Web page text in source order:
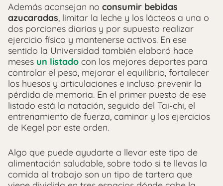
Además aconsejan no consumir bebidas
azucaradas , limitar la leche y los lácteos a una o
dos porciones diarias y por supuesto realizar
ejercicio físico y mantenerse activos. En ese
sentido la Universidad también elaboró hace
meses un listado con los mejores deportes para
controlar el peso, mejorar el equilibrio, fortalecer
los huesos y articulaciones e incluso prevenir la
pérdida de memoria. En el primer puesto de ese
listado está la natación, seguido del Tai-chi, el
entrenamiento de fuerza, caminar y los ejercicios
de Kegel por este orden.
Algo que puede ayudarte a llevar este tipo de
alimentación saludable, sobre todo si te llevas la
comida al trabajo son un tipo de tartera que